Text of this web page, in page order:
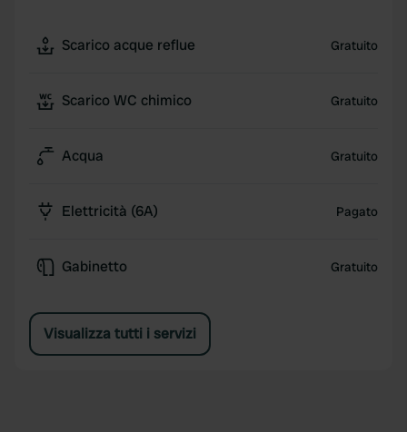
Scarico acque reflue Gratuito
Scarico WC chimico Gratuito
Acqua Gratuito
Elettricità (6A) Pagato
Gabinetto Gratuito
Visualizza tutti i servizi